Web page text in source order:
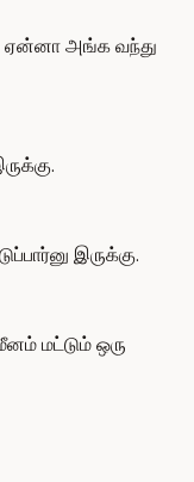
ஏன்னா அங்க வந்து
இருக்கு.
மட்டும் ஒரு